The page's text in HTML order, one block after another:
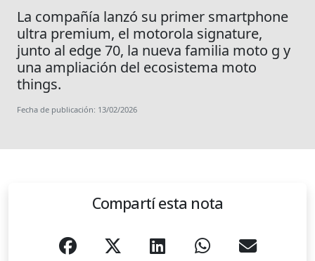
La compañía lanzó su primer smartphone
ultra premium, el motorola signature,
junto al edge 70, la nueva familia moto g y
una ampliación del ecosistema moto
things.
Fecha de publicación: 13/02/2026
Compartí esta nota